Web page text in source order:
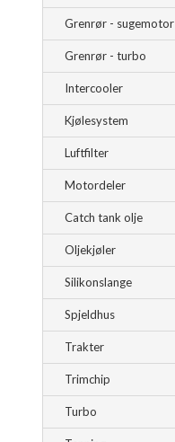
Grenrør - sugemotor
Grenrør - turbo
Intercooler
Kjølesystem
Luftfilter
Motordeler
Catch tank olje
Oljekjøler
Silikonslange
Spjeldhus
Trakter
Trimchip
Turbo